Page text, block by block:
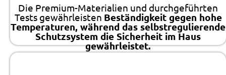
Die Premium-Materialien und durchgeführten
Tests gewährleisten Beständigkeit gegen hohe
Temperaturen, während das selbstregulierende
Schutzsystem die Sicherheit im Haus
gewährleistet.